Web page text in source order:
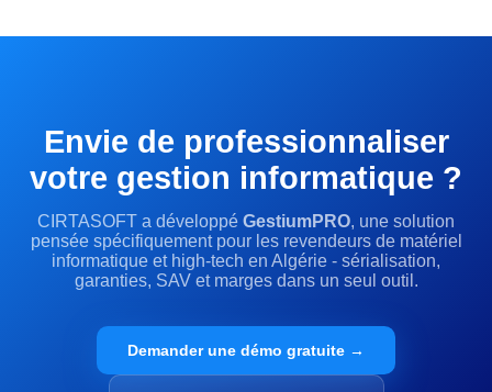
Envie de professionnaliser
votre gestion informatique ?
CIRTASOFT a développé GestiumPRO, une solution
pensée spécifiquement pour les revendeurs de matériel
informatique et high-tech en Algérie - sérialisation,
garanties, SAV et marges dans un seul outil.
Demander une démo gratuite →